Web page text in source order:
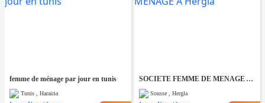
femme de ménage par jour en tunis
Tunis , Harairia
SOCIETE FEMME DE MENAGE A Hergla
Sousse , Hergla